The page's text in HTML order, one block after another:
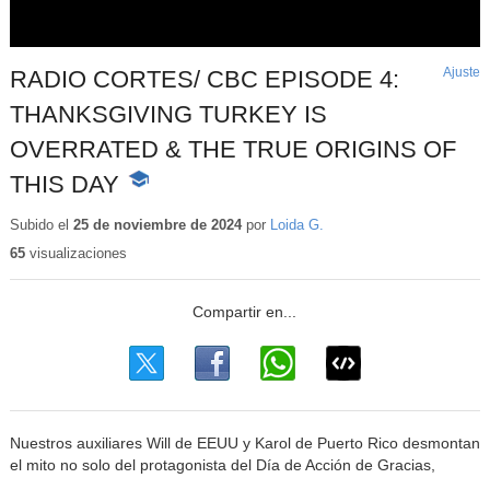
RADIO CORTES/ CBC EPISODE 4:
THANKSGIVING TURKEY IS
OVERRATED & THE TRUE ORIGINS OF
THIS DAY
-
educativo
Ajuste
Subido el 25 de noviembre de 2024por Loida G.
65visualizaciones
Nuestros auxiliares Will de EEUU y Karol de Puerto Rico desmontan
el mito no solo del protagonista del Día de Acción de Gracias,